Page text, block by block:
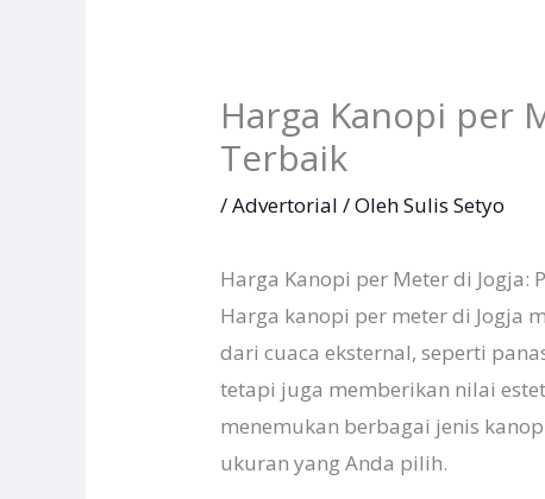
Harga Kanopi per
Terbaik
/Advertorial / OlehSulis Setyo
Harga Kanopi per Meter di
Harga kanopi per meter di Jogja
dari cuaca eksternal, seperti
tetapi juga memberikan nilai
menemukan berbagai jenis
ukuran yang Anda pilih.